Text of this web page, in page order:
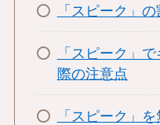
「スピーク」
「スピーク」
際の注意点
「スピーク」